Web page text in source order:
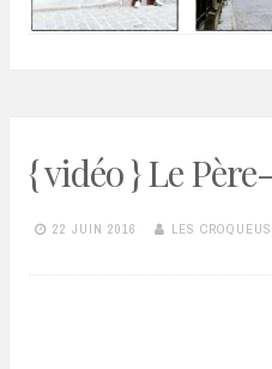
{ vidéo } Le
22 JUIN 2016 LES